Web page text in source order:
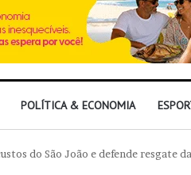
POLÍTICA & ECONOMIA
do São João e defende resgate